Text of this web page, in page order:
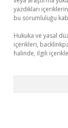
yazdıkları
bu sorumluluğu
Hukuka ve yasal
içerikleri,
halinde, ilgili